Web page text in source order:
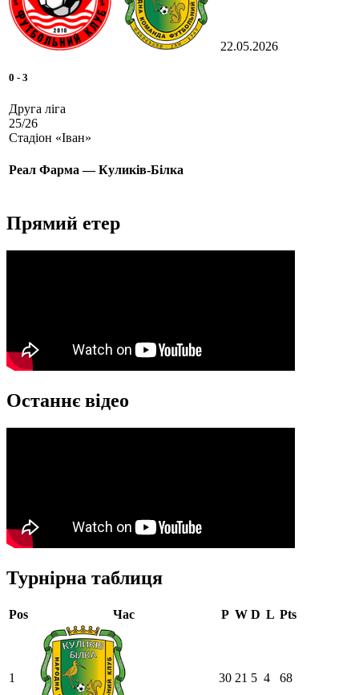
22.05.2026
0 - 3
Друга ліга
25/26
Стадіон «Іван»
Реал Фарма — Куликів-Білка
Прямий етер
Останнє відео
Турнірна таблиця
Pos Час P W D L Pts
1 30 21 5 4 68